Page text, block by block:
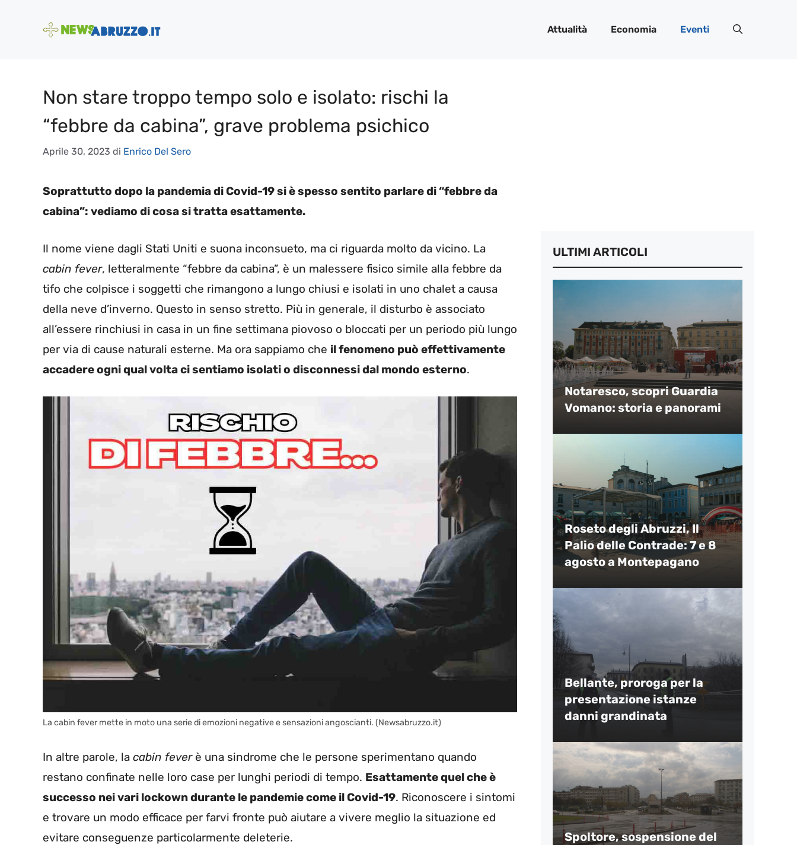
Attualità Economia Eventi
Non stare troppo tempo solo e isolato: rischi la
“febbre da cabina”, grave problema psichico
Aprile 30, 2023 di Enrico Del Sero
Soprattutto dopo la pandemia di Covid-19 si è spesso sentito parlare di “febbre da
cabina”: vediamo di cosa si tratta esattamente.
Il nome viene dagli Stati Uniti e suona inconsueto, ma ci riguarda molto da vicino. La
cabin fever, letteralmente “febbre da cabina”, è un malessere fisico simile alla febbre da
tifo che colpisce i soggetti che rimangono a lungo chiusi e isolati in uno chalet a causa
della neve d’inverno. Questo in senso stretto. Più in generale, il disturbo è associato
all’essere rinchiusi in casa in un fine settimana piovoso o bloccati per un periodo più lungo
per via di cause naturali esterne. Ma ora sappiamo che il fenomeno può effettivamente
accadere ogni qual volta ci sentiamo isolati o disconnessi dal mondo esterno.
La cabin fever mette in moto una serie di emozioni negative e sensazioni angoscianti. (Newsabruzzo.it)
In altre parole, la cabin feverè una sindrome che le persone sperimentano quando
restano confinate nelle loro case per lunghi periodi di tempo. Esattamente quel che è
successo nei vari lockown durante le pandemie come il Covid-19. Riconoscere i sintomi
e trovare un modo efficace per farvi fronte può aiutare a vivere meglio la situazione ed
evitare conseguenze particolarmente deleterie.
ULTIMI ARTICOLI
Notaresco, scopri Guardia
Vomano: storia e panorami
Roseto degli Abruzzi, Il
Palio delle Contrade: 7 e 8
agosto a Montepagano
Bellante, proroga per la
presentazione istanze
danni grandinata
Spoltore, sospensione del